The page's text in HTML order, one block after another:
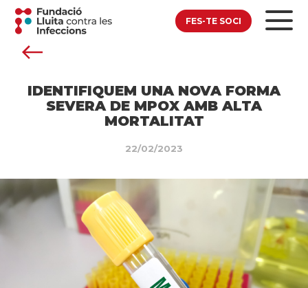
FES-TE SOCI
IDENTIFIQUEM UNA NOVA FORMA
SEVERA DE MPOX AMB ALTA
MORTALITAT
22/02/2023